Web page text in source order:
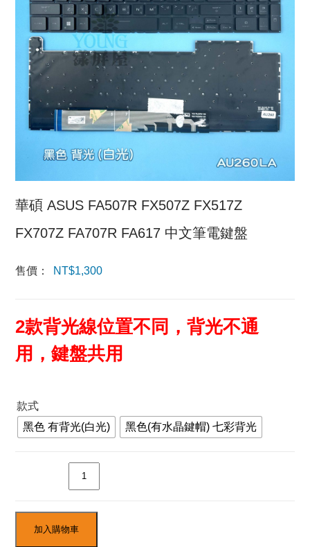
華碩 ASUS FA507R FX507Z FX517Z
FX707Z FA707R FA617 中文筆電鍵盤
售價： NT$1,300
2款背光線位置不同，背光不通
用，鍵盤共用
款式
黑色 有背光(白光)
黑色(有水晶鍵帽) 七彩背光
加入購物車